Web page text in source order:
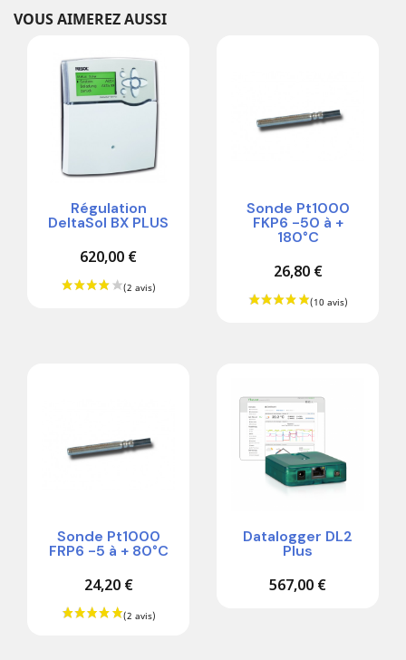
VOUS AIMEREZ AUSSI
Régulation
DeltaSol BX PLUS
620,00 €
Sonde Pt1000
FKP6 -50 à +
180°C
26,80 €
Sonde Pt1000
FRP6 -5 à + 80°C
24,20 €
Datalogger DL2
Plus
567,00 €